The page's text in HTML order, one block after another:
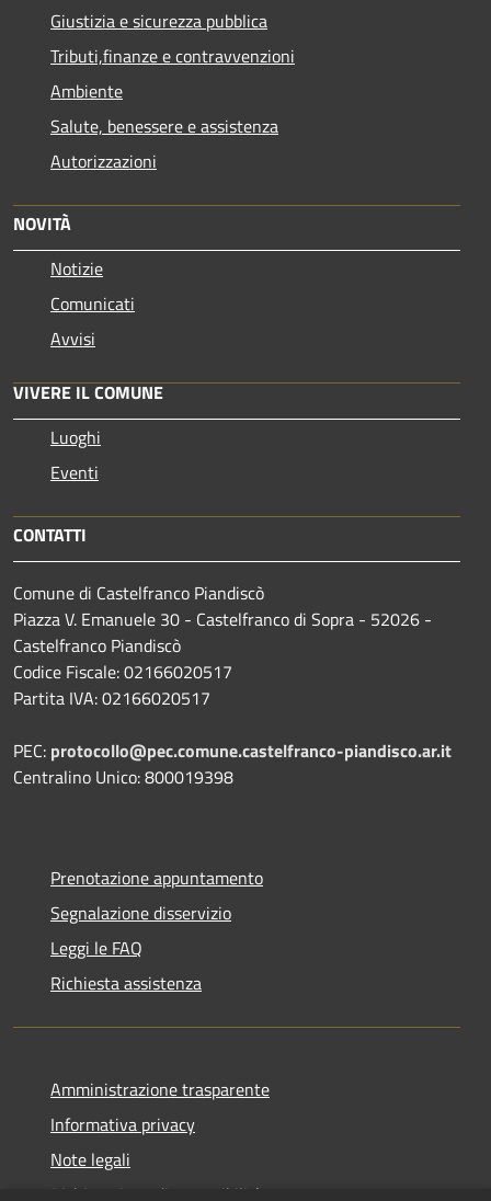
Giustizia e sicurezza pubblica
Tributi,finanze e contravvenzioni
Ambiente
Salute, benessere e assistenza
Autorizzazioni
NOVITÀ
Notizie
Comunicati
Avvisi
VIVERE IL COMUNE
Luoghi
Eventi
CONTATTI
Comune di Castelfranco Piandiscò
Piazza V. Emanuele 30 - Castelfranco di Sopra - 52026 -
Castelfranco Piandiscò
Codice Fiscale: 02166020517
Partita IVA: 02166020517
PEC: protocollo@pec.comune.castelfranco-piandisco.ar.it
Centralino Unico: 800019398
Prenotazione appuntamento
Segnalazione disservizio
Leggi le FAQ
Richiesta assistenza
Amministrazione trasparente
Informativa privacy
Note legali
Dichiarazione di accessibilità